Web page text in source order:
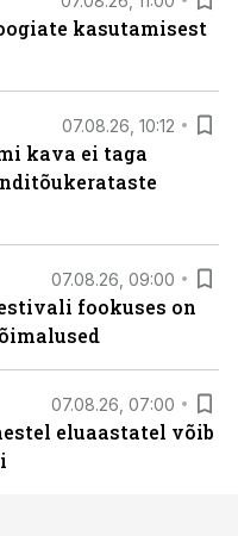
kasutamisest
07.08.26, 10:12
kava ei taga
07.08.26, 09:00
fookuses on
07.08.26, 07:00
eluaastatel võib